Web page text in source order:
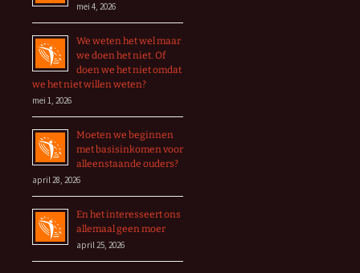
mei 4, 2026
We weten het wel maar
we doen het niet. Of
doen we het niet omdat
we het niet willen weten?
mei 1, 2026
Moeten we beginnen
met basisinkomen voor
alleenstaande ouders?
april 28, 2026
En het interesseert ons
allemaal geen moer
april 25, 2026